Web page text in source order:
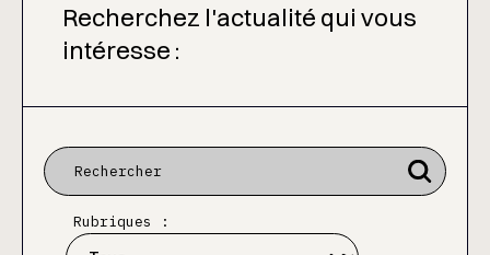
Recherchez l'actualité qui vous
intéresse :
Rubriques :